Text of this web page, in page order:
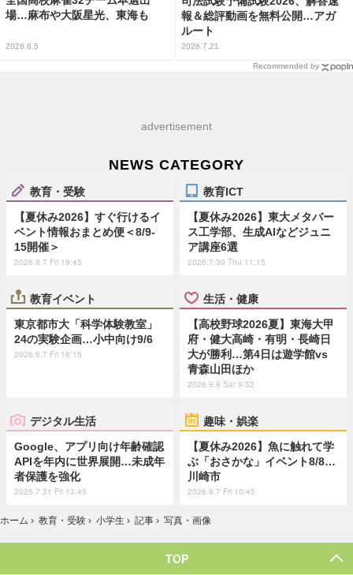
場…麻布や大阪星光、東海も
2026.8.5
報＆総評動画を無料公開…アガ
ルート
2026.7.21
Recommended by
advertisement
NEWS CATEGORY
教育・受験
【夏休み2026】すぐ行けるイ
ベント情報おまとめ便＜8/9-
15開催＞
2026.8.7 Fri 19:45
教育ICT
【夏休み2026】東大メタバー
ス工学部、生成AIなどジュニ
ア講座6選
2026.7.30 Thu 11:15
教育イベント
東京都市大「科学体験教室」
24の実験企画…小中向け9/6
2026.8.7 Fri 18:15
生活・健康
【高校野球2026夏】東海大甲
府・健大高崎・有明・長崎日
大が勝利…第4日は遊学館vs
青森山田ほか
2026.8.8 Sat 9:52
デジタル生活
Google、アプリ向け年齢確認
APIを年内に世界展開…未成年
者保護を強化
2026.7.31 Fri 13:45
趣味・娯楽
【夏休み2026】魚に触れて学
ぶ「おさかな」イベント8/8…
川崎市
2026.8.7 Fri 10:45
ホーム › 教育・受験 › 小学生 › 記事 › 写真・画像
TOP